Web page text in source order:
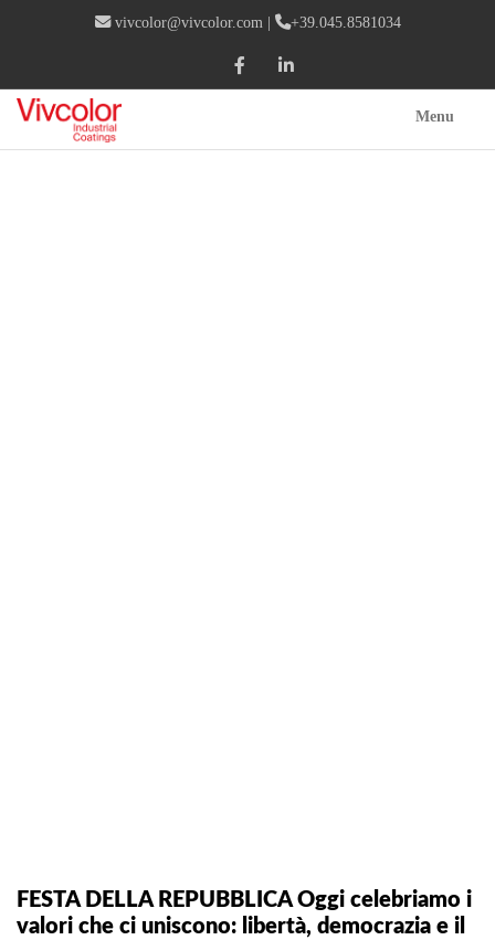
vivcolor@vivcolor.com | +39.045.8581034
Menu
FESTA DELLA REPUBBLICA Oggi celebriamo i
valori che ci uniscono: libertà, democrazia e il